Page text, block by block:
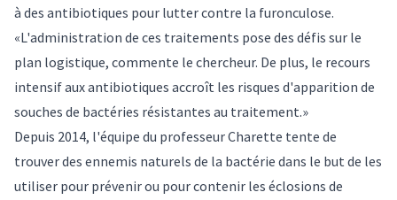
à des antibiotiques pour lutter contre la furonculose.
«L'administration de ces traitements pose des défis sur le
plan logistique, commente le chercheur. De plus, le recours
intensif aux antibiotiques accroît les risques d'apparition de
souches de bactéries résistantes au traitement.»
Depuis 2014, l'équipe du professeur Charette tente de
trouver des ennemis naturels de la bactérie dans le but de les
utiliser pour prévenir ou pour contenir les éclosions de